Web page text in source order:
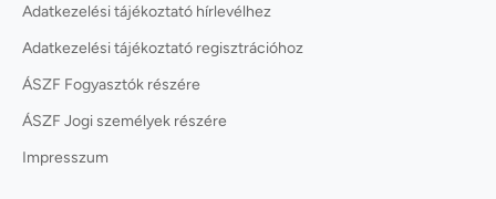
Adatkezelési tájékoztató hírlevélhez
Adatkezelési tájékoztató regisztrációhoz
ÁSZF Fogyasztók részére
ÁSZF Jogi személyek részére
Impresszum